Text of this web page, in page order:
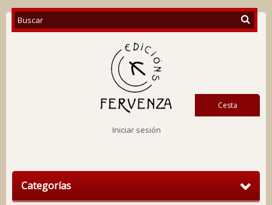
Cesta
Categorías
Iniciar sesión